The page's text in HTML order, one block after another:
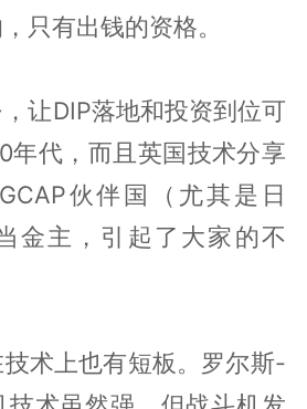
只有出钱的资格。
让DIP落地和投资到位可
年代，而且英国技术分享
伙伴国（尤其是日
金主，引起了大家的不
术上也有短板。罗尔斯-